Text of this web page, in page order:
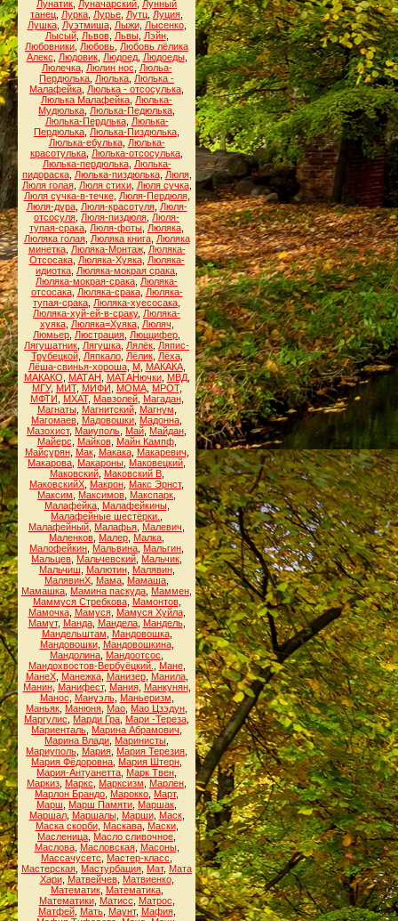
Лунатик Луначарский Лунный
танец Лурка Лурье Лутц Луция
Лушка, Луэтмиша, Лыжи, Лысенко,
Лысый, Львов, Львы, Лэйн,
Любовники Любовь Любовь лёлика
Алекс
Людовик, Людоед, Людоеды,
Люлечка, Люлин нос
Люльа-
Пердюлька Люлька Люлька -
Малафейка Люлька - отсосулька
Люлька Малафейка Люлька-
Мудюлька Люлька-Педюлька
Люлька-Пердлька, Люлька-
Пердюлька Люлька-Пиздюлька
Люлька-ебулька, Люлька-
красотулька Люлька-отсосулька
Люлька-пердюлька, Люлька-
пидораска, Люлька-пиздюлька, Люля,
Люля голая, Люля стихи, Люля сучка,
Люля сучка-в-течке, Люля-Пердюля,
Люля-дура, Люля-красотуля, Люля-
отсосуля Люля-пиздюля Люля-
тупая-срака Люля-фоты Люляка
Люляка голая, Люляка книга, Люляка
минетка, Люляка-Монтаж, Люляка-
Отсосака, Люляка-Хуяка, Люляка-
идиотка Люляка-мокрая срака
Люляка-мокрая-срака Люляка-
отсосака, Люляка-срака, Люляка-
тупая-срака Люляка-хуесосака
Люляка-хуй-ей-в-сраку, Люляка-
хуяка, Люляка=Хуяка, Люляч
Люмьер Люстрация Люццифер
Лягушатник Лягушка Лялёк Ляпис-
Трубецкой, Ляпкало, Лёлик, Лёха,
Лёша-свинья-хороша, М, МАКАКА,
МАКАКО
МАТАН МАТАНючки, МВД,
МГУ, МИТ, МИФИ МОМА, МРОТ,
МФТИ
МХАТ, Мавзолей, Магадан,
Магнаты, Магнитский, Магнум
Магомаев Мадовошки Мадонна
Мазохист, Маиуполь Май Майдан
Майерс
Майков, Майн Кампф,
Майсурян, Мак, Макака, Макаревич
Макарова Макароны Маковецкий
Маковский, Маковский В,
МаковскийХ Макрон Макс Эрнст,
Максим
Максимов Макспарк
Малафейка, Малафейкины,
Малафейные шестёрки.
Малафейный Малафья Малевич
Маленков Малер Малка
Малофейкин Мальвина Мальгин
Мальцев Мальчевский Мальчик
Мальчиш
Малютин, Малявин,
МалявинХ Мама Мамаша
Мамашка Мамина паскуда Маммен
Маммуся Стребкова, Мамонтов,
Мамочка, Мамуся, Мамуся Хуйла,
Мамут, Манда, Мандела, Мандель,
Мандельштам
Мандовошка,
Мандовошки, Мандовошкина,
Мандолина Мандоотсос
Мандохвостов-Вербуёцкий.
Мане,
МанеХ, Манежка, Манизер, Манила,
Манин, Манифест, Мания, Манкунян,
Манос
Мануэль, Маньеризм
Маньяк Манюня Мао Мао Цзэдун
Маргулис
Марди Гра Мари -Тереза
Мариенталь Марина Абрамович
Марина Влади Маринисты
Мариуполь Мария Мария Терезия
Мария Фёдоровна Мария Штерн
Мария-Антуанетта Марк Твен
Маркиз Маркс Марксизм Марлен
Марлон Брандо Марокко Март,
Марш
Марш Памяти Маршак
Маршал, Маршалы, Марши, Маск,
Маска скорби, Маскава, Маски,
Масленица Масло сливочное
Маслова, Масловская, Масоны,
Массачусетс
Мастер-класс
Мастерская Мастурбация Мат, Мата
Хари, Матвейчев, Матвиенко,
Математик, Математика,
Математики, Матисс Матрос
Матфей, Мать, Маунт, Мафия,